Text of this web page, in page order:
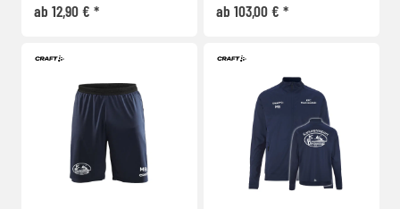
ab 12,90 € *
ab 103,00 € *